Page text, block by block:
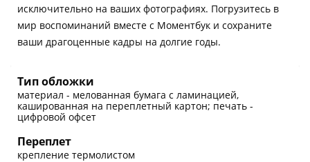
исключительно на ваших фотографиях. Погрузитесь в
мир воспоминаний вместе с Моментбук и сохраните
ваши драгоценные кадры на долгие годы.
Тип обложки
материал - мелованная бумага с ламинацией,
кашированная на переплетный картон; печать -
цифровой офсет
Переплет
крепление термолистом